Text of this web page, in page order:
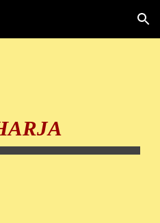
Skip to navigation